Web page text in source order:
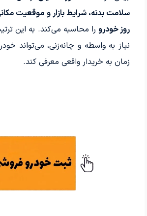
سلامت بدنه، شرایط بازار و موقعیت
روز خودرورا محاسبه می‌کند. به این
نیاز به واسطه و چانه‌زنی، می‌تواند
زمان به خریدار واقعی معرفی کند.